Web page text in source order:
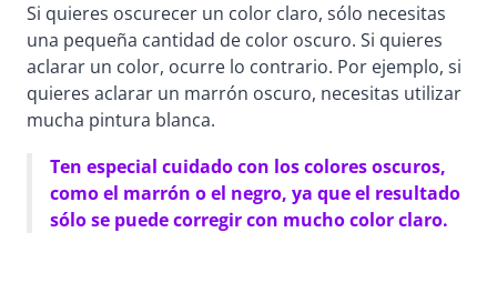
Si quieres oscurecer un color claro, sólo necesitas
una pequeña cantidad de color oscuro. Si quieres
aclarar un color, ocurre lo contrario. Por ejemplo, si
quieres aclarar un marrón oscuro, necesitas utilizar
mucha pintura blanca.
Ten especial cuidado con los colores oscuros,
como el marrón o el negro, ya que el resultado
sólo se puede corregir con mucho color claro.